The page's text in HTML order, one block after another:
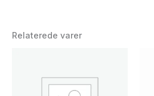
Relaterede varer